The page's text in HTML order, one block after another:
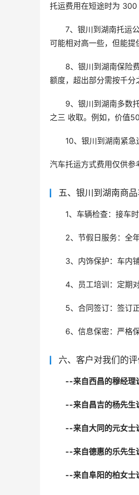
托运费用在短途时为
7、银川到湖南托运
可能相对高一些，但能提
8、银川到湖南保险
额度，超出部分需按千分
9、银川到湖南多数
之三 收取。例如，价值
10、银川到湖南紧急
汽车托运方式费用仅供参
五、银川到湖南商
1、车辆检查：接车
2、节假日服务：全
3、内饰保护：车内
4、员工培训：定期
5、合同签订：签订
6、信息保密：严格
六、客户对我们的
--来自西昌的穆经理
--来自昌吉的杨先生
--来自大同的元女士
--来自德惠的乐先生
--来自阜阳的柏女士